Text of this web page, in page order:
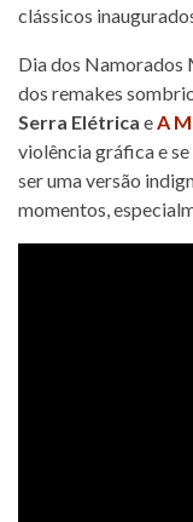
clássicos
Dia dos Namorados
dos remakes
Serra Elétrica eA
violência gráfica e
ser uma versão
momentos,